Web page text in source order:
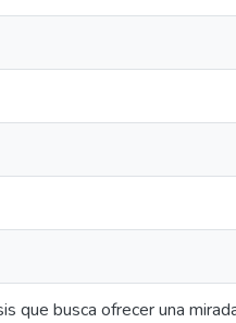
que busca ofrecer una